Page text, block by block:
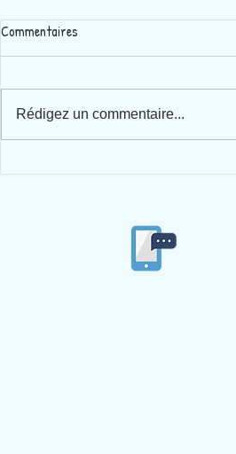
Spectacle de musique + journée
Commentaires
Rédigez un commentaire...